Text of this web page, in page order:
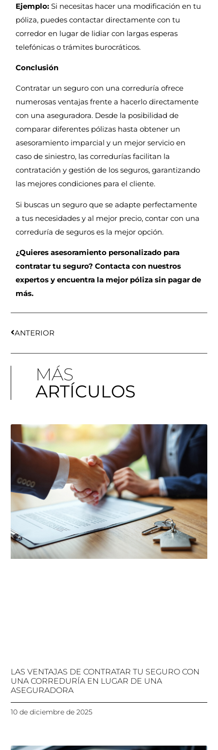
Ejemplo: Si necesitas hacer una modificación en tu
póliza, puedes contactar directamente con tu
corredor en lugar de lidiar con largas esperas
telefónicas o trámites burocráticos.
Conclusión
Contratar un seguro con una correduría ofrece
numerosas ventajas frente a hacerlo directamente
con una aseguradora. Desde la posibilidad de
comparar diferentes pólizas hasta obtener un
asesoramiento imparcial y un mejor servicio en
caso de siniestro, las corredurías facilitan la
contratación y gestión de los seguros, garantizando
las mejores condiciones para el cliente.
Si buscas un seguro que se adapte perfectamente
a tus necesidades y al mejor precio, contar con una
correduría de seguros es la mejor opción.
¿Quieres asesoramiento personalizado para
contratar tu seguro? Contacta con nuestros
expertos y encuentra la mejor póliza sin pagar de
más.
ANTERIOR
MÁS
ARTÍCULOS
LAS VENTAJAS DE CONTRATAR TU SEGURO CON
UNA CORREDURÍA EN LUGAR DE UNA
ASEGURADORA
10 de diciembre de 2025